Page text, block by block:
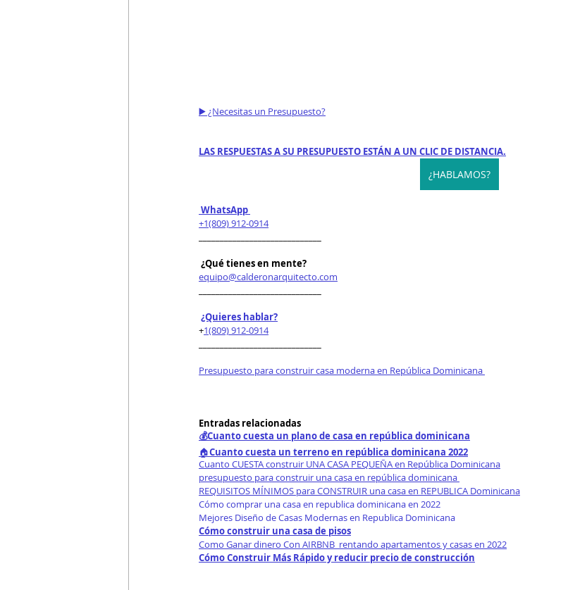
▶️ ¿Necesitas un Presupuesto?
LAS RESPUESTAS A SU PRESUPUESTO ESTÁN A UN CLIC DE DISTANCIA.
¿HABLAMOS?
WhatsApp
+1(809) 912-0914
¿Qué tienes en mente?
equipo@calderonarquitecto.com
¿Quieres hablar?
+1(809) 912-0914
Presupuesto para construir casa moderna en República Dominicana
Entradas relacionadas
💰Cuanto cuesta un plano de casa en república dominicana
🏠Cuanto cuesta un terreno en república dominicana 2022
Cuanto CUESTA construir UNA CASA PEQUEÑA en República Dominicana
presupuesto para construir una casa en república dominicana
REQUISITOS MÍNIMOS para CONSTRUIR una casa en REPUBLICA Dominicana
Cómo comprar una casa en republica dominicana en 2022
Mejores Diseño de Casas Modernas en Republica Dominicana
Cómo construir una casa de pisos
Como Ganar dinero Con AIRBNB  rentando apartamentos y casas en 2022
Cómo Construir Más Rápido y reducir precio de construcción